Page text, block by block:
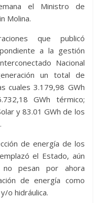
el Ministro de
Molina.
que publicó
a la gestión
Nacional
un total de
cuales 3.179,98 GWh
GWh térmico;
y 83.01 GWh de los
de energía de los
el Estado, aún
pesan por ahora
de energía como
o hidráulica.